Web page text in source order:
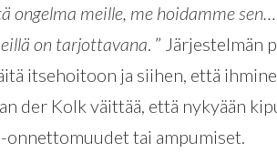
ongelma meille, me hoidamme
on tarjottavana. ”
itsehoitoon ja siihen, että
der Kolk väittää, että nykyään
onnettomuudet tai ampumiset.